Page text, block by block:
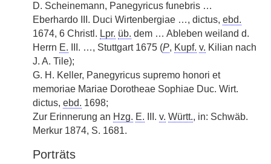
D. Scheinemann, Panegyricus funebris …
Eberhardo III. Duci Wirtenbergiae …, dictus, ebd.
1674, 6 Christl. Lpr. üb. dem … Ableben weiland d.
Herrn E. III. …, Stuttgart 1675 (P, Kupf. v. Kilian nach
J. A. Tile);
G. H. Keller, Panegyricus supremo honori et
memoriae Mariae Dorotheae Sophiae Duc. Wirt.
dictus, ebd. 1698;
Zur Erinnerung an Hzg. E. III. v. Württ., in: Schwäb.
Merkur 1874, S. 1681.
Porträts